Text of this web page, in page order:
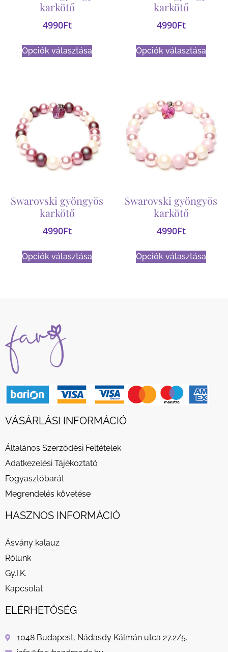
karkötő
4990Ft
Opciók választása
karkötő
4990Ft
Opciók választása
Swarovski gyöngyös
karkötő
4990Ft
Opciók választása
Swarovski gyöngyös
karkötő
4990Ft
Opciók választása
VÁSÁRLÁSI INFORMÁCIÓ
Általános Szerződési Feltételek
Adatkezelési Tájékoztató
Fogyasztóbarát
Megrendelés követése
HASZNOS INFORMÁCIÓ
Ásvány kalauz
Rólunk
Gy.I.K.
Kapcsolat
ELÉRHETŐSÉG
1048 Budapest, Nádasdy Kálmán utca 27.2/5.